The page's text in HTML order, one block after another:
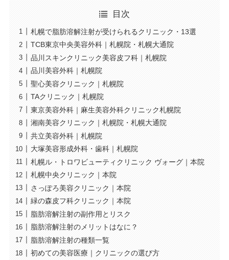
目次
札幌で脂肪溶解注射が受けられるクリニック・13選
TCB東京中央美容外科｜札幌院・札幌大通院
品川スキンクリニック美容皮フ科｜札幌院
品川美容外科｜札幌院
聖心美容クリニック｜札幌院
TAクリニック｜札幌院
東京美容外科｜麻生美容外科クリニック札幌院
湘南美容クリニック｜札幌院・札幌大通院
共立美容外科｜札幌院
大塚美容形成外科・歯科｜札幌院
札幌ル・トロワビューティクリニック ヴォーグ｜本院
札幌中央クリニック｜本院
さっぽろ美容クリニック｜本院
緑の森皮フ科クリニック｜本院
脂肪溶解注射の副作用とリスク
脂肪溶解注射のメリットはなに？
脂肪溶解注射の種類一覧
初めての美容医療｜クリニックの選び方